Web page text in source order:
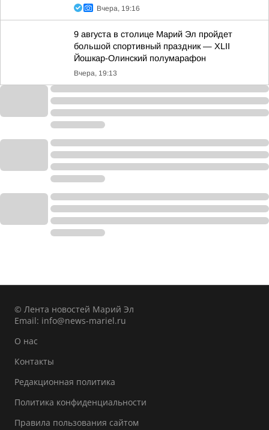
Вчера, 19:16
9 августа в столице Марий Эл пройдет
большой спортивный праздник — XLII
Йошкар-Олинский полумарафон
Вчера, 19:13
© Лента новостей Марий Эл
Email: info@news-mariel.ru
О нас
Контакты
Редакционная политика
Политика конфиденциальности
Правила пользования сайтом